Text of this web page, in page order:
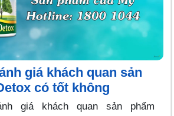
giá khách quan sản
có tốt không
giá khách quan sản phẩm